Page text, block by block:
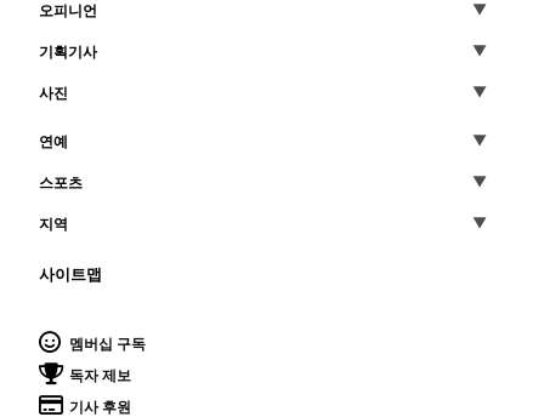
오피니언
기획기사
사진
연예
스포츠
지역
사이트맵
멤버십 구독
독자 제보
기사 후원